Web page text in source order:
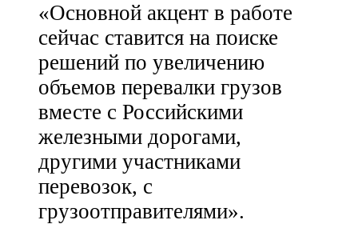
«Основной акцент в работе
сейчас ставится на поиске
решений по увеличению
объемов перевалки грузов
вместе с Российскими
железными дорогами,
другими участниками
перевозок, с
грузоотправителями».